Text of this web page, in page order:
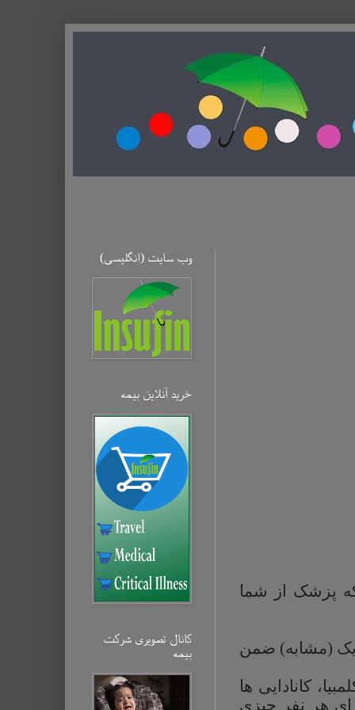
پزشک از شما
(مشابه) ضمن
کانادایی ها
به بیان دیگر به ازای هر نفر چیزی
وب سایت (ا‌نگلیسی)
خرید آنلاین بیمه‌
کانال تصویری شرکت
بیمه‌